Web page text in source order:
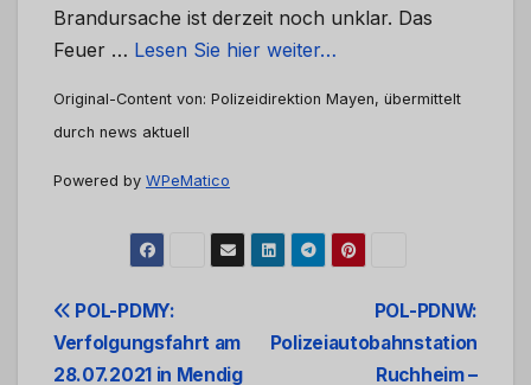
Brandursache ist derzeit noch unklar. Das
Feuer … Lesen Sie hier weiter…
Original-Content von: Polizeidirektion Mayen, übermittelt
durch news aktuell
Powered by WPeMatico
Beitrags-
Navigation
POL-PDNW:
Polizeiautobahnstation
Ruchheim –
POL-PDMY:
Verfolgungsfahrt am
28.07.2021 in Mendig